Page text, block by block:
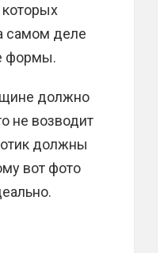
самом деле
формы.
должно
не возводит
должны
вот фото